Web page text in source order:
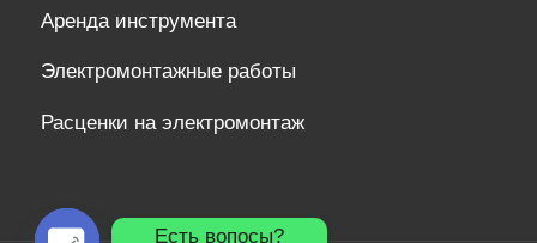
Аренда инструмента
Электромонтажные работы
Расценки на электромонтаж
Есть вопосы?